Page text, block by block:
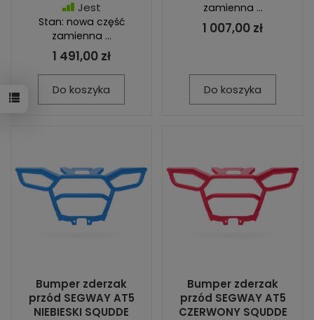
Jest
Stan: nowa część
zamienna ...
1 491,00 zł
Do koszyka
zamienna ...
1 007,00 zł
Do koszyka
Bumper zderzak
przód SEGWAY AT5
NIEBIESKI SQUDDE
Bumper zderzak
przód SEGWAY AT5
CZERWONY SQUDDE